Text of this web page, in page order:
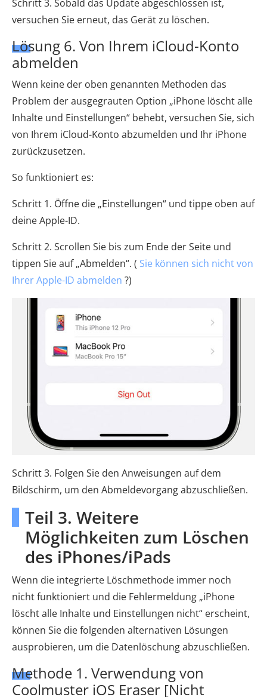
Schritt 3. Sobald das Update abgeschlossen ist,
versuchen Sie erneut, das Gerät zu löschen.
Lösung 6. Von Ihrem iCloud-Konto
abmelden
Wenn keine der oben genannten Methoden das
Problem der ausgegrauten Option „iPhone löscht alle
Inhalte und Einstellungen“ behebt, versuchen Sie, sich
von Ihrem iCloud-Konto abzumelden und Ihr iPhone
zurückzusetzen.
So funktioniert es:
Schritt 1. Öffne die „Einstellungen“ und tippe oben auf
deine Apple-ID.
Schritt 2. Scrollen Sie bis zum Ende der Seite und
tippen Sie auf „Abmelden“. ( Sie können sich nicht von
Ihrer Apple-ID abmelden ?)
Schritt 3. Folgen Sie den Anweisungen auf dem
Bildschirm, um den Abmeldevorgang abzuschließen.
Teil 3. Weitere
Möglichkeiten zum Löschen
des iPhones/iPads
Wenn die integrierte Löschmethode immer noch
nicht funktioniert und die Fehlermeldung „iPhone
löscht alle Inhalte und Einstellungen nicht“ erscheint,
können Sie die folgenden alternativen Lösungen
ausprobieren, um die Datenlöschung abzuschließen.
Methode 1. Verwendung von
Coolmuster iOS Eraser [Nicht